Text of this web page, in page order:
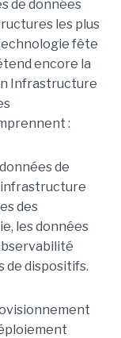
de données
les plus
fête
encore la
Infrastructure
:
de
des
les données
de dispositifs.